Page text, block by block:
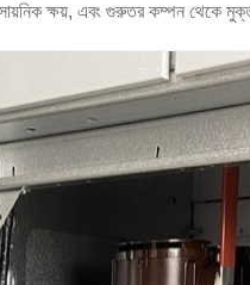
ক্ষয়, এবং গুরুতর কম্পন থেকে মুক্ত